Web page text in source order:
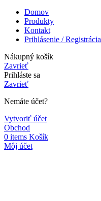
Domov
Produkty
Kontakt
Prihlásenie / Registrácia
Nákupný košík
Zavrieť
Prihláste sa
Zavrieť
Nemáte účet?
Vytvoriť účet
Obchod
0 items Košík
Môj účet